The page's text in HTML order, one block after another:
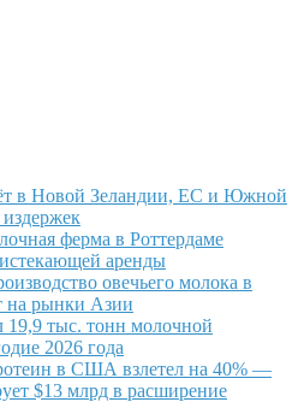
в Новой Зеландии, ЕС и Южной
ферма в Роттердаме
аренды
овечьего молока в
на рынки Азии
19,9 тыс. тонн молочной
2026 года
в США взлетел на 40% —
$13 млрд в расширение